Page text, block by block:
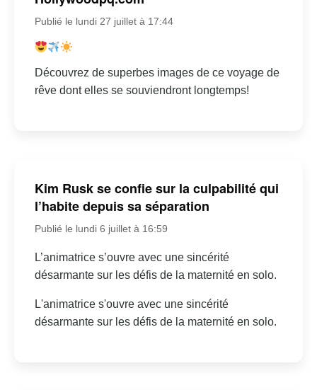
Publié le lundi 27 juillet à 17:44
Découvrez de superbes images de ce voyage de
rêve dont elles se souviendront longtemps!
Kim Rusk se confie sur la culpabilité qui
l’habite depuis sa séparation
Publié le lundi 6 juillet à 16:59
L’animatrice s’ouvre avec une sincérité
désarmante sur les défis de la maternité en solo.
L'animatrice s'ouvre avec une sincérité
désarmante sur les défis de la maternité en solo.